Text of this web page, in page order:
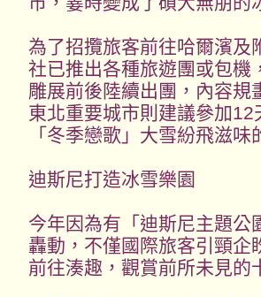
為了招攬旅客前往哈爾濱及
社已推出各種旅遊團或包機
雕展前後陸續出團，內容規
東北重要城市則建議參加
「冬季戀歌」大雪紛飛滋
迪斯尼打造冰雪樂園
今年因為有「迪斯尼主題公
轟動，不僅國際旅客引頸企
前往湊趣，觀賞前所未見的